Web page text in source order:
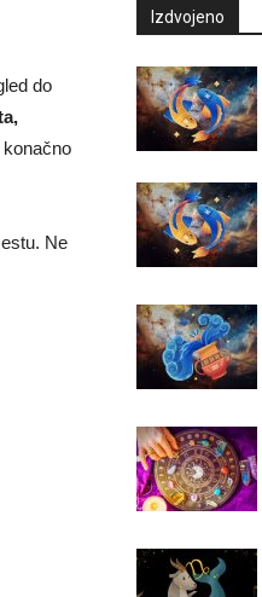
do
Ne
Izdvojeno